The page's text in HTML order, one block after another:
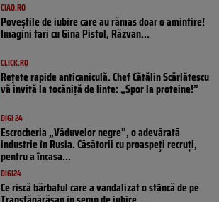
CIAO.RO
Poveştile de iubire care au rămas doar o amintire!
Imagini tari cu Gina Pistol, Răzvan...
CLICK.RO
Rețete rapide anticaniculă. Chef Cătălin Scărlătescu
vă invită la tocăniță de linte: „Spor la proteine!”
DIGI 24
Escrocheria „Văduvelor negre”, o adevărată
industrie în Rusia. Căsătorii cu proaspeți recruți,
pentru a încasa...
DIGI24
Ce riscă bărbatul care a vandalizat o stâncă de pe